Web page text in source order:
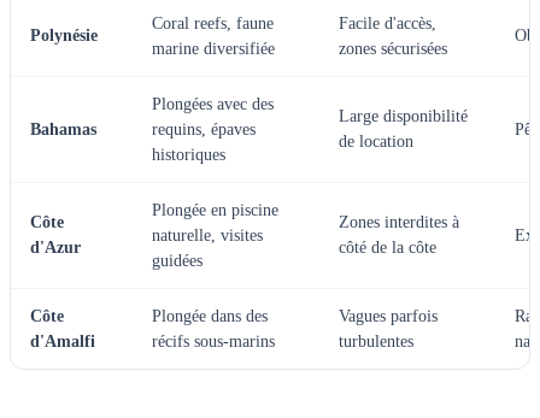
Polynésie
Coral reefs, faune
marine diversifiée
Facile d'accès,
zones sécurisées
Bahamas
Plongées avec des
requins, épaves
historiques
Large disponibilité
de location
Côte
d'Azur
Plongée en piscine
naturelle, visites
guidées
Zones interdites à
côté de la côte
Côte
d'Amalfi
Plongée dans des
récifs sous-marins
Vagues parfois
turbulentes